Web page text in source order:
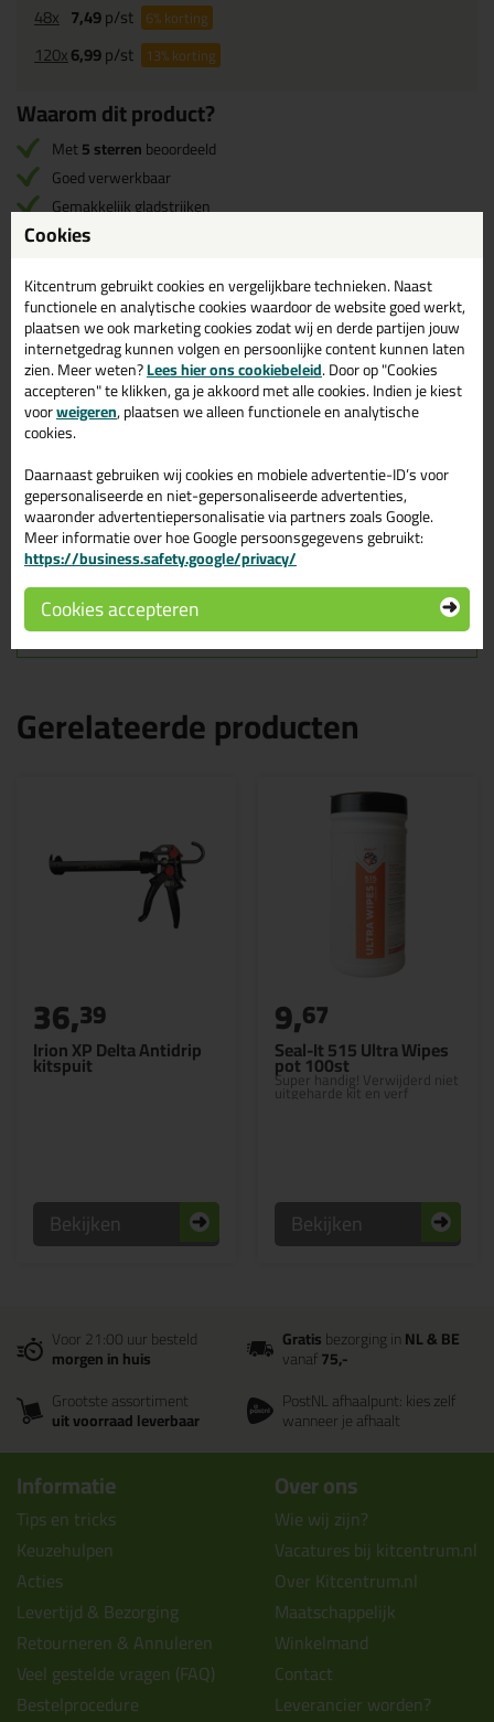
48x 7,49p/st 6%korting
120x6,99p/st 13%korting
Waarom dit product?
Met5 sterrenbeoordeeld
Goed verwerkbaar
Gemakkelijk gladstrijken
Uitstekend overschilderbaar
Omschrijving Specificaties Reviews (2)
Zwaluw Window Seal Easy
600ml in Grijs
Zoek je kit in een specifieke kleur? Gevonden! Deze glaskit
Zwaluw Window Seal Easy 600ml in de kleur Grijs is te gebruiken
voor verschillende toepassingen. Een duurzame en veelzijdige kit
welke makkelijk te verwerken is. Perfect als je een bijpassende
kleur zoekt met gegarandeerd een topresultaat. Bestel de Zwaluw
Window Seal Easy 600ml in kleur Grijs vandaag nog! Op voorraad
en op werkdagen besteld = morgen in huis.
Wil je meer weten over de toepassing en kenmerken van dit
product?Lees alles over dit product >
Gerelateerde producten
Irion XP Delta Antidrip
kitspuit
36,39
Bekijken
Seal-It 515 Ultra Wipes
pot 100st
Super handig! Verwijderd niet
uitgeharde kit en verf
9,67
Bekijken
Voor 21:00 uur besteld
morgen in huis
Gratisbezorging inNL & BE
vanaf75,-
Grootste assortiment
uit voorraad leverbaar
PostNL afhaalpunt: kies zelf
wanneer je afhaalt
Informatie
Tips en tricks
Keuzehulpen
Acties
Levertijd & Bezorging
Retourneren & Annuleren
Veel gestelde vragen (FAQ)
Bestelprocedure
Over ons
Wie wij zijn?
Vacatures bij kitcentrum.nl
Over Kitcentrum.nl
Maatschappelijk
Winkelmand
Contact
Leverancier worden?
Cookies
Kitcentrum gebruikt cookies en vergelijkbare technieken. Naast
functionele en analytische cookies waardoor de website goed werkt,
plaatsen we ook marketing cookies zodat wij en derde partijen jouw
internetgedrag kunnen volgen en persoonlijke content kunnen laten
zien. Meer weten?Lees hier ons cookiebeleid. Door op "Cookies
accepteren" te klikken, ga je akkoord met alle cookies. Indien je kiest
voorweigeren, plaatsen we alleen functionele en analytische
cookies.
Daarnaast gebruiken wij cookies en mobiele advertentie-ID’s voor
gepersonaliseerde en niet-gepersonaliseerde advertenties,
waaronder advertentiepersonalisatie via partners zoals Google.
Meer informatie over hoe Google persoonsgegevens gebruikt:
https://business.safety.google/privacy/
Cookies accepteren